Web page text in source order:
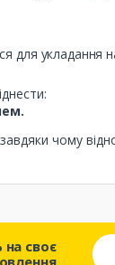
укладання
чому
на своє